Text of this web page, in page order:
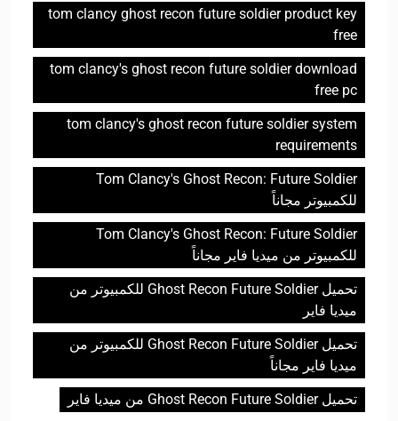
tom clancy ghost recon future soldier product key
free
tom clancy's ghost recon future soldier download
free pc
tom clancy's ghost recon future soldier system
requirements
Tom Clancy's Ghost Recon: Future Soldier
للكمبيوتر مجاناً
Tom Clancy's Ghost Recon: Future Soldier
للكمبيوتر من ميديا فاير مجاناً
تحميل Ghost Recon Future Soldier للكمبيوتر من
ميديا فاير
تحميل Ghost Recon Future Soldier للكمبيوتر من
ميديا فاير مجاناً
تحميل Ghost Recon Future Soldier من ميديا فاير